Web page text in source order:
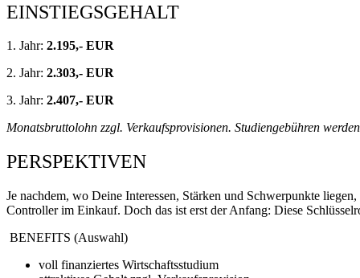
EINSTIEGSGEHALT
1. Jahr: 2.195,- EUR
2. Jahr: 2.303,- EUR
3. Jahr: 2.407,- EUR
Monatsbruttolohn zzgl. Verkaufsprovisionen. Studiengebühren
PERSPEKTIVEN
Je nachdem, wo Deine Interessen, Stärken und Schwerpunkte
Controller im Einkauf. Doch das ist erst der Anfang: Diese
BENEFITS (Auswahl)
voll finanziertes Wirtschaftsstudium